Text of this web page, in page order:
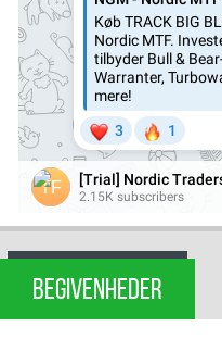
BEGIVENHEDER